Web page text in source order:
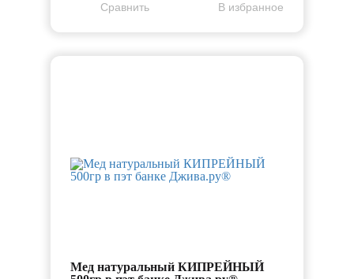
Cравнить В избранное
Мед натуральный КИПРЕЙНЫЙ